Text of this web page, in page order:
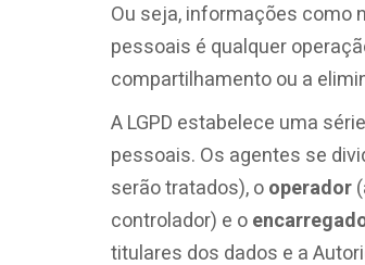
Ou seja, informações como
pessoais é qualquer
compartilhamento ou a
A LGPD estabelece uma
pessoais. Os agentes se
serão tratados), o operador
controlador) e o
titulares dos dados e a